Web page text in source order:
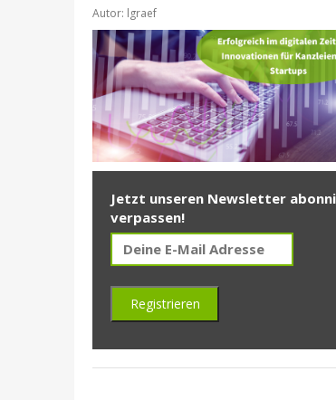
Autor: lgraef
Jetzt unseren Newsletter
verpassen!